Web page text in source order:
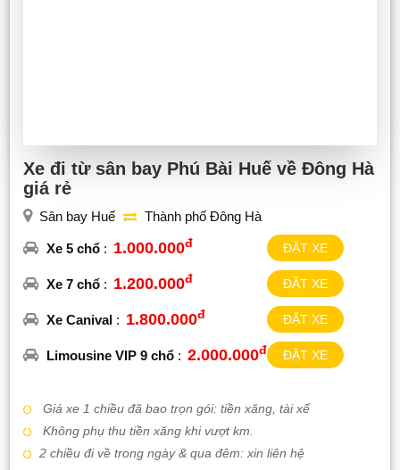
Xe đi từ sân bay Phú Bài Huế về Đông Hà
giá rẻ
Sân bay Huế Thành phố Đông Hà
Xe 5 chổ : 1.000.000đ ĐẶT XE
Xe 7 chổ : 1.200.000đ ĐẶT XE
Xe Canival : 1.800.000đ ĐẶT XE
Limousine VIP 9 chổ : 2.000.000đ ĐẶT XE
Giá xe 1 chiều đã bao trọn gói: tiền xăng, tài xế
Không phụ thu tiền xăng khi vượt km.
2 chiều đi về trong ngày & qua đêm: xin liên hệ